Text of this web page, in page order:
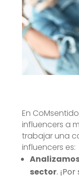
En
influencers a
trabajar una
influencers es:
sector.